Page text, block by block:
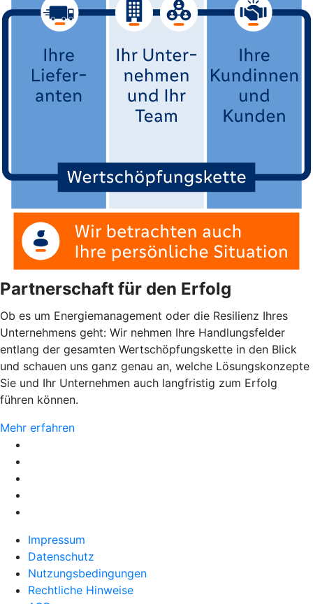
Partnerschaft für den Erfolg
Ob es um Energiemanagement oder die Resilienz Ihres
Unternehmens geht: Wir nehmen Ihre Handlungsfelder
entlang der gesamten Wertschöpfungskette in den Blick
und schauen uns ganz genau an, welche Lösungskonzepte
Sie und Ihr Unternehmen auch langfristig zum Erfolg
führen können.
Mehr erfahren
Impressum
Datenschutz
Nutzungsbedingungen
Rechtliche Hinweise